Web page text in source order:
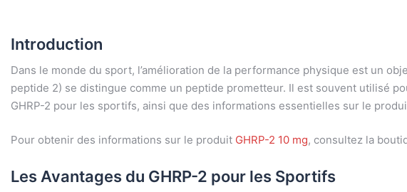
Introduction
Dans le monde du sport, l’amélioration de la performance physique est un
peptide 2) se distingue comme un peptide prometteur. Il est souvent utilisé
GHRP-2 pour les sportifs, ainsi que des informations essentielles sur le
Pour obtenir des informations sur le produit GHRP-2 10 mg, consultez la
Les Avantages du GHRP-2 pour les Sportifs